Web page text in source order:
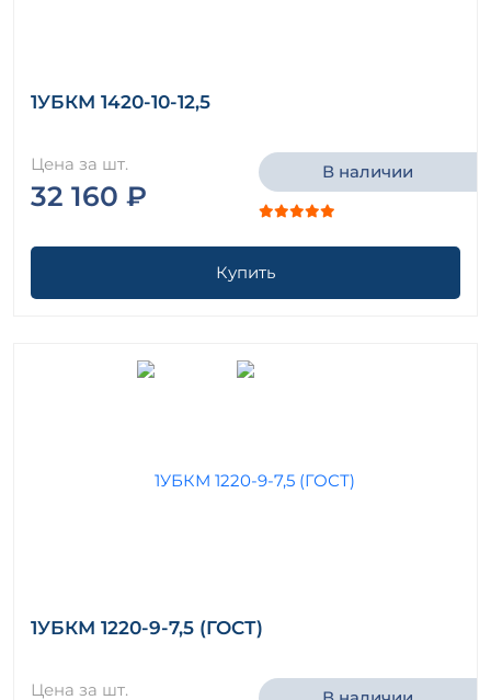
1УБКМ 1420-10-12,5
Цена за шт.
32 160 ₽
В наличии
Купить
1УБКМ 1220-9-7,5 (ГОСТ)
Цена за шт.